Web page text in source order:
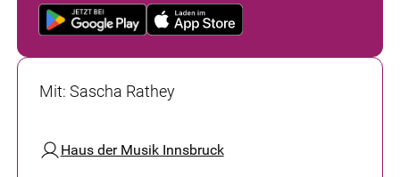
Mit: Sascha Rathey
Haus der Musik Innsbruck